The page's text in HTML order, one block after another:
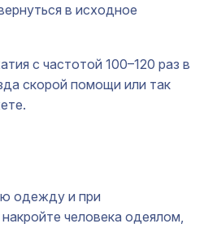
в исходное
с частотой 100–120 раз в
скорой помощи или так
одежду и при
человека одеялом,